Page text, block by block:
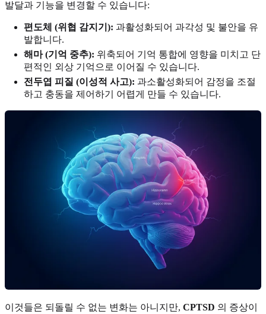
발달과 기능을 변경할 수 있습니다:
편도체 (위협 감지기): 과활성화되어 과각성 및 불안을 유
발합니다.
해마 (기억 중추): 위축되어 기억 통합에 영향을 미치고 단
편적인 외상 기억으로 이어질 수 있습니다.
전두엽 피질 (이성적 사고): 과소활성화되어 감정을 조절
하고 충동을 제어하기 어렵게 만들 수 있습니다.
이것들은 되돌릴 수 없는 변화는 아니지만, CPTSD 의 증상이